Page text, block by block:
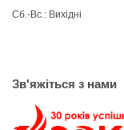
Сб.-Вс.: Вихідні
Зв'яжіться з нами